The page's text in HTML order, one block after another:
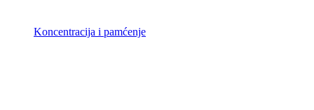
Koncentracija i pamćenje